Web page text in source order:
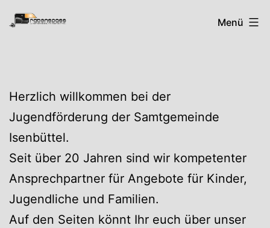
Zum
Inhalt
RabenspassMenü
Herzlich willkommen bei der
Jugendförderung der Samtgemeinde
Isenbüttel.
Seit über 20 Jahren sind wir kompetenter
Ansprechpartner für Angebote für Kinder,
Jugendliche und Familien.
Auf den Seiten könnt Ihr euch über unser